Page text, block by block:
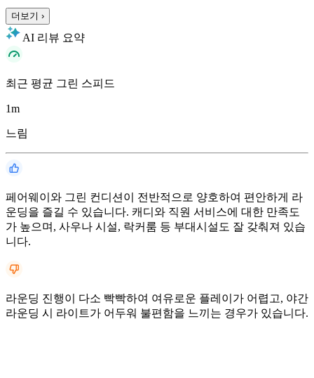
더보기 ›
AI 리뷰 요약
최근 평균 그린 스피드
1m
느림
페어웨이와 그린 컨디션이 전반적으로 양호하여 편안하게 라
운딩을 즐길 수 있습니다. 캐디와 직원 서비스에 대한 만족도
가 높으며, 사우나 시설, 락커룸 등 부대시설도 잘 갖춰져 있습
니다.
라운딩 진행이 다소 빡빡하여 여유로운 플레이가 어렵고, 야간
라운딩 시 라이트가 어두워 불편함을 느끼는 경우가 있습니다.